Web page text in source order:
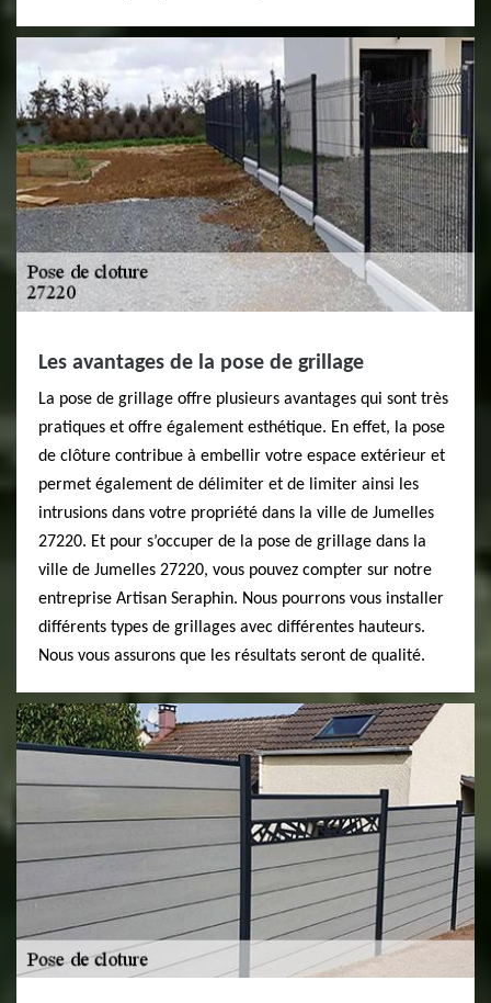
Les avantages de la pose de grillage
La pose de grillage offre plusieurs avantages qui sont très
pratiques et offre également esthétique. En effet, la pose
de clôture contribue à embellir votre espace extérieur et
permet également de délimiter et de limiter ainsi les
intrusions dans votre propriété dans la ville de Jumelles
27220. Et pour s’occuper de la pose de grillage dans la
ville de Jumelles 27220, vous pouvez compter sur notre
entreprise Artisan Seraphin. Nous pourrons vous installer
différents types de grillages avec différentes hauteurs.
Nous vous assurons que les résultats seront de qualité.